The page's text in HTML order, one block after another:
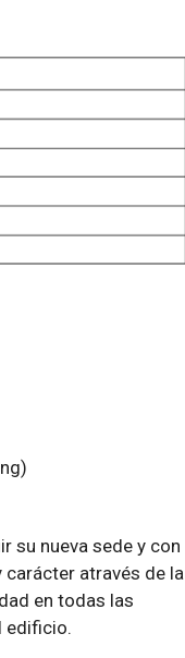
su nueva sede y con
através de la
en todas las
edificio.